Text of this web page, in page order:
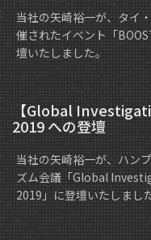
当社の矢崎裕一が、タイ
催されたイベント「
壇いたしました。
【Global
2019 への登壇
当社の矢崎裕一が、ハン
ズム会議「Global
2019」に登壇いたしまし